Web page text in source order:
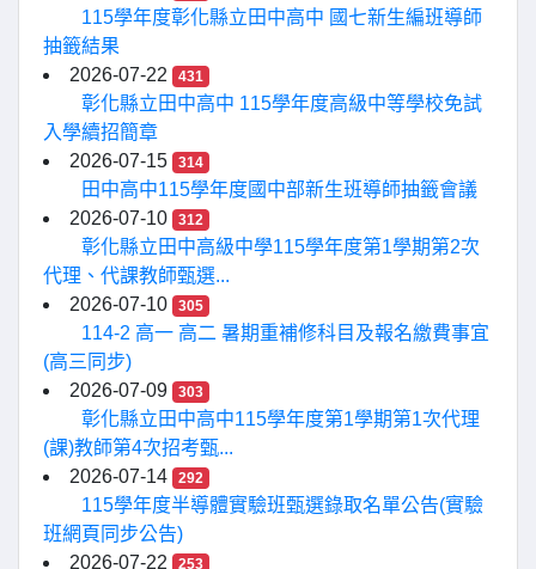
115學年度彰化縣立田中高中 國七新生編班導師
抽籤結果
2026-07-22
431
彰化縣立田中高中 115學年度高級中等學校免試
入學續招簡章
2026-07-15
314
田中高中115學年度國中部新生班導師抽籤會議
2026-07-10
312
彰化縣立田中高級中學115學年度第1學期第2次
代理、代課教師甄選...
2026-07-10
305
114-2 高一 高二 暑期重補修科目及報名繳費事宜
(高三同步)
2026-07-09
303
彰化縣立田中高中115學年度第1學期第1次代理
(課)教師第4次招考甄...
2026-07-14
292
115學年度半導體實驗班甄選錄取名單公告(實驗
班網頁同步公告)
2026-07-22
253